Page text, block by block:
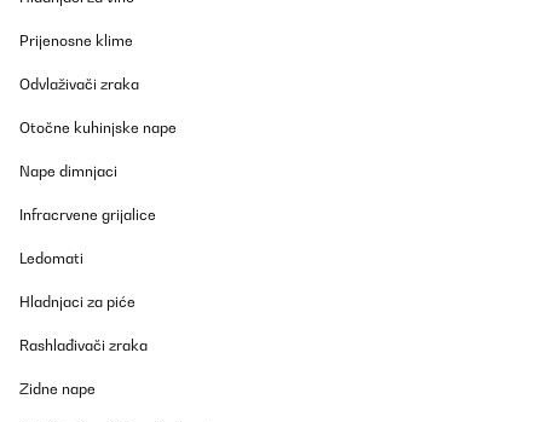
Prijenosne klime
Odvlaživači zraka
Otočne kuhinjske nape
Nape dimnjaci
Infracrvene grijalice
Ledomati
Hladnjaci za piće
Rashlađivači zraka
Zidne nape